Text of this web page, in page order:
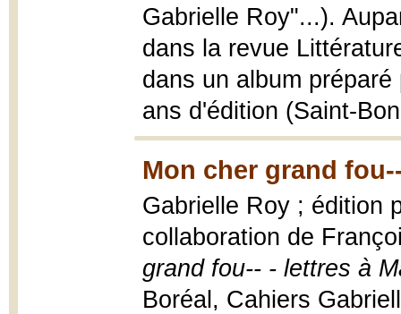
Gabrielle Roy"...).
dans la revue
dans un album
ans d'édition (Saint-
Mon cher grand
Gabrielle Roy ; édition
collaboration de
grand fou-- - lettres à
Boréal, Cahiers